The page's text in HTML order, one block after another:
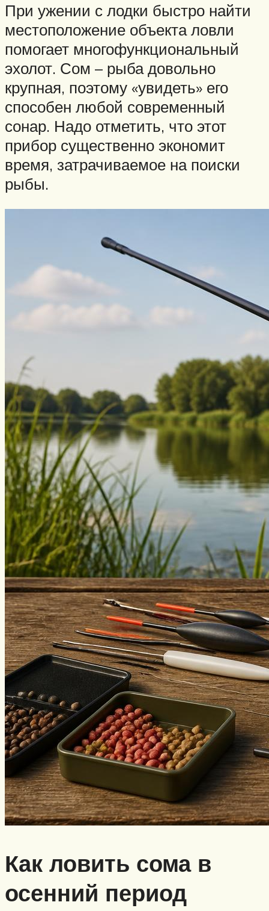
При ужении с лодки быстро найти
местоположение объекта ловли
помогает многофункциональный
эхолот. Сом – рыба довольно
крупная, поэтому «увидеть» его
способен любой современный
сонар. Надо отметить, что этот
прибор существенно экономит
время, затрачиваемое на поиски
рыбы.
Как ловить сома в
осенний период